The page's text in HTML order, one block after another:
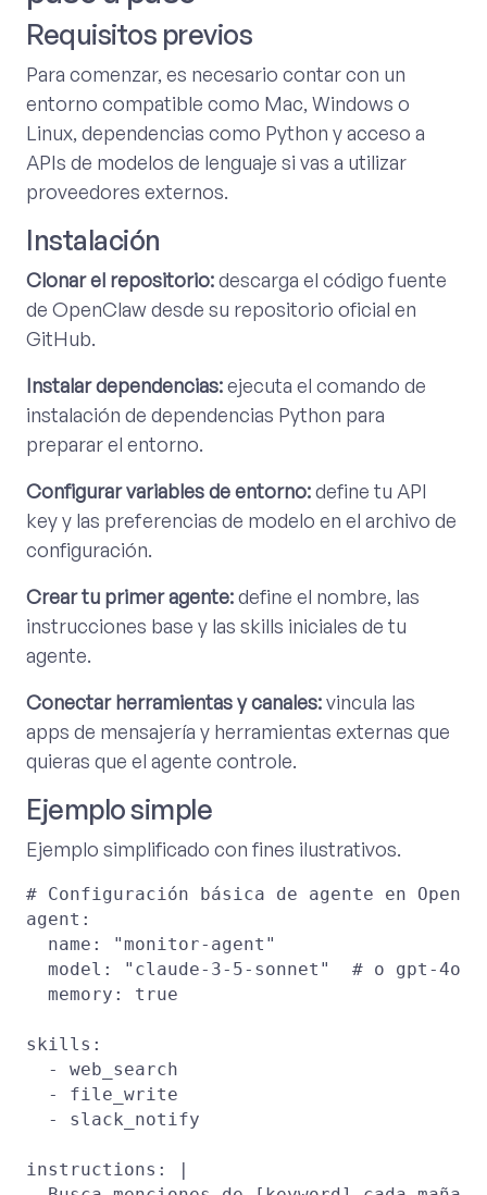
Requisitos previos
Para comenzar, es necesario contar con un
entorno compatible como Mac, Windows o
Linux, dependencias como Python y acceso a
APIs de modelos de lenguaje si vas a utilizar
proveedores externos.
Instalación
Clonar el repositorio:descarga el código fuente
de OpenClaw desde su repositorio oficial en
GitHub.
Instalar dependencias:ejecuta el comando de
instalación de dependencias Python para
preparar el entorno.
Configurar variables de entorno:define tu API
key y las preferencias de modelo en el archivo de
configuración.
Crear tu primer agente:define el nombre, las
instrucciones base y las skills iniciales de tu
agente.
Conectar herramientas y canales:vincula las
apps de mensajería y herramientas externas que
quieras que el agente controle.
Ejemplo simple
Ejemplo simplificado con fines ilustrativos.
# Configuración básica de agente en
agent:
  name: "monitor-agent"
model: "claude-3-5-sonnet"  # o gpt-4o,
  memory: true
skills:
  - web_search
  - file_write
  - slack_notify
instructions: |